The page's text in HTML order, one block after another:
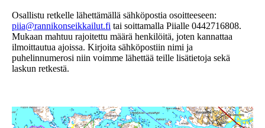
Osallistu retkelle lähettämällä sähköpostia osoitteeseen:
piia@rannikonseikkailut.fi tai soittamalla Piialle 0442716808.
Mukaan mahtuu rajoitettu määrä henkilöitä, joten kannattaa
ilmoittautua ajoissa. Kirjoita sähköpostiin nimi ja
puhelinnumerosi niin voimme lähettää teille lisätietoja sekä
laskun retkestä.